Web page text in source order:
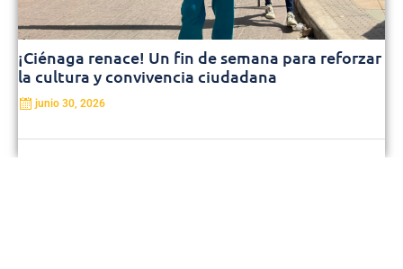
¡Ciénaga renace! Un fin de semana para reforzar
la cultura y convivencia ciudadana
junio 30, 2026